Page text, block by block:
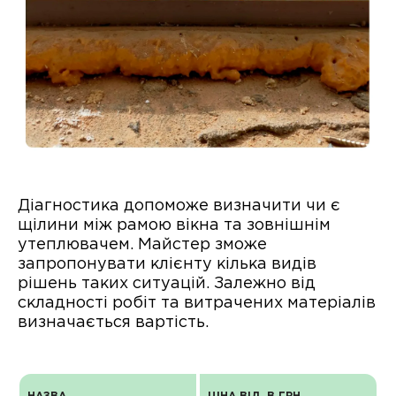
Діагностика допоможе визначити чи є
щілини між рамою вікна та зовнішнім
утеплювачем. Майстер зможе
запропонувати клієнту кілька видів
рішень таких ситуацій. Залежно від
складності робіт та витрачених матеріалів
визначається вартість.